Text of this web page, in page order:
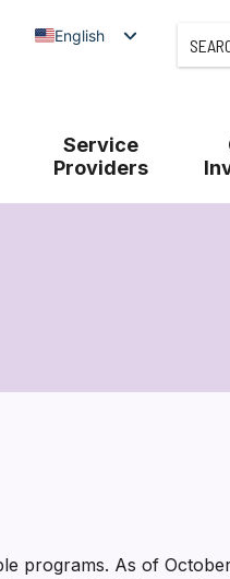
English
Service
Providers
programs. As of